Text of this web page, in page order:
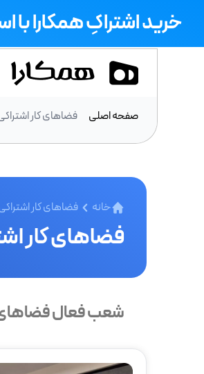
خرید اشتراکِ همکارا با
صفحه اصلی فضاهای کار
خانه فضاهای کار
فضاهای کار
شعب فعال فضاهای